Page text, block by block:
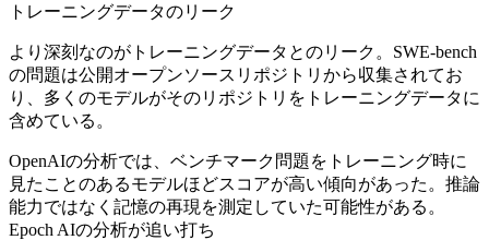
トレーニングデータのリーク
より深刻なのがトレーニングデータとのリーク。SWE-bench
の問題は公開オープンソースリポジトリから収集されてお
り、多くのモデルがそのリポジトリをトレーニングデータに
含めている。
OpenAIの分析では、ベンチマーク問題をトレーニング時に
見たことのあるモデルほどスコアが高い傾向があった。推論
能力ではなく記憶の再現を測定していた可能性がある。
Epoch AIの分析が追い打ち